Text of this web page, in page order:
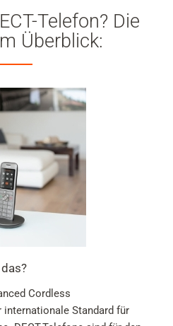
Telefon? Die
Überblick:
Cordless
Standard für